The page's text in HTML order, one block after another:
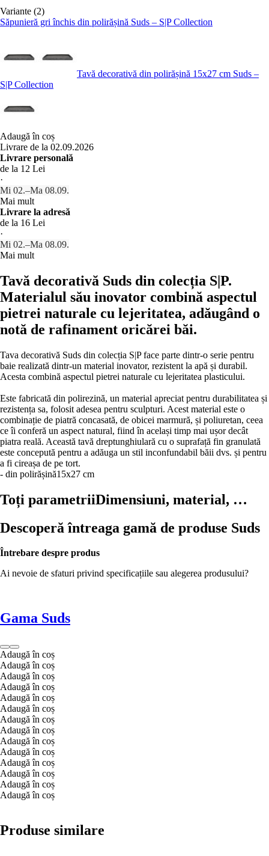
Variante (2)
Săpunieră gri închis din polirășină Suds – S|P Collection
Tavă decorativă din polirășină 15x27 cm Suds –
S|P Collection
Adaugă în coș
Livrare de la 02.09.2026
Livrare personală
de la 12 Lei
·
Mi 02.–Ma 08.09.
Mai mult
Livrare la adresă
de la 16 Lei
·
Mi 02.–Ma 08.09.
Mai mult
Tavă decorativă Suds din colecția S|P.
Materialul său inovator combină aspectul
pietrei naturale cu lejeritatea, adăugând o
notă de rafinament oricărei băi.
Tava decorativă Suds din colecția S|P face parte dintr-o serie pentru
baie realizată dintr-un material inovator, rezistent la apă și durabil.
Acesta combină aspectul pietrei naturale cu lejeritatea plasticului.
Este fabricată din polirezină, un material apreciat pentru durabilitatea și
rezistența sa, folosit adesea pentru sculpturi. Acest material este o
combinație de piatră concasată, de obicei marmură, și poliuretan, ceea
ce îi conferă un aspect natural, fiind în același timp mai ușor decât
piatra reală. Această tavă dreptunghiulară cu o suprafață fin granulată
este concepută pentru a adăuga un stil inconfundabil băii dvs. și pentru
a fi cireașa de pe tort.
- din polirășină15x27 cm
Toți parametriiDimensiuni, material, …
Descoperă întreaga gamă de produse Suds
Întrebare despre produs
Ai nevoie de sfaturi privind specificațiile sau alegerea produsului?
Gama Suds
Adaugă în coș
Adaugă în coș
Adaugă în coș
Adaugă în coș
Adaugă în coș
Adaugă în coș
Adaugă în coș
Adaugă în coș
Adaugă în coș
Adaugă în coș
Adaugă în coș
Adaugă în coș
Adaugă în coș
Adaugă în coș
Produse similare